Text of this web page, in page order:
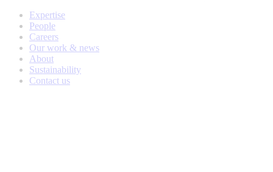
Expertise
People
Careers
Our work & news
About
Sustainability
Contact us